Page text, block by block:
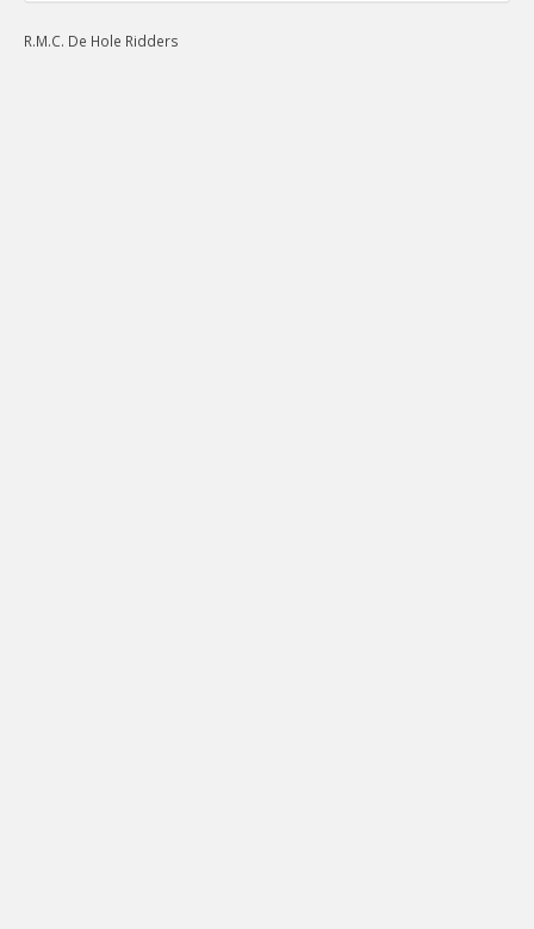
R.M.C. De Hole Ridders